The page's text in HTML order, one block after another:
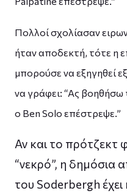
Πολλοί σχολίασαν
ήταν αποδεκτή, τότε η
μπορούσε να εξηγηθεί
να γράφει: “Ας βοηθήσω
ο Ben Solo επέστρεψε.”
Αν και το πρότζεκτ
“νεκρό”, η δημόσια
του Soderbergh έχει